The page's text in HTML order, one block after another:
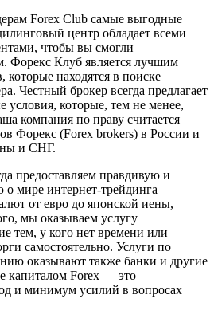
Forex Club самые выгодные
центр обладает всеми
чтобы вы смогли
Форекс Клуб является лучшим
которые находятся в поиске
Честный брокер всегда предлагает
условия, которые, тем не менее,
компания по праву считается
Форекс (Forex brokers) в России и
и СНГ.
предоставляем правдивую и
мире интернет-трейдинга —
от евро до японской иены,
мы оказываем услугу
тем, у кого нет времени или
самостоятельно. Услуги по
оказывают также банки и другие
капиталом Forex — это
и минимум усилий в вопросах